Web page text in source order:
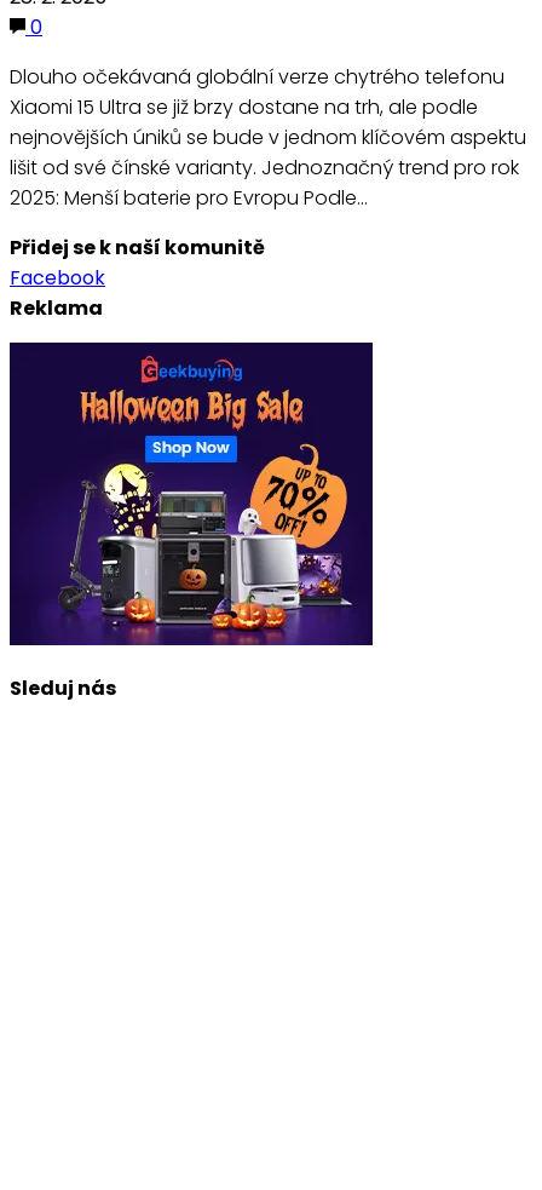
0
Dlouho očekávaná globální verze chytrého telefonu
Xiaomi 15 Ultra se již brzy dostane na trh, ale podle
nejnovějších úniků se bude v jednom klíčovém aspektu
lišit od své čínské varianty. Jednoznačný trend pro rok
2025: Menší baterie pro Evropu Podle…
Přidej se k naší komunitě
Facebook
Reklama
Sleduj nás